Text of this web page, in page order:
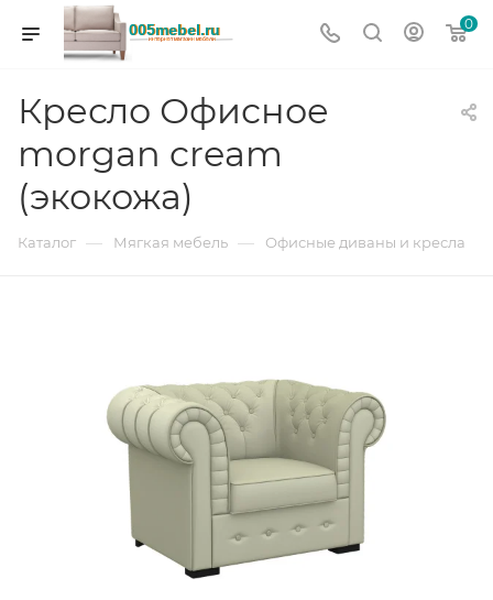
0
Кресло Офисное
morgan cream
(экокожа)
Каталог — Мягкая мебель — Офисные диваны и кресла